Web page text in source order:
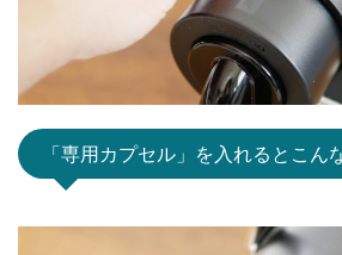
「専用カプセル」を入れるとこん